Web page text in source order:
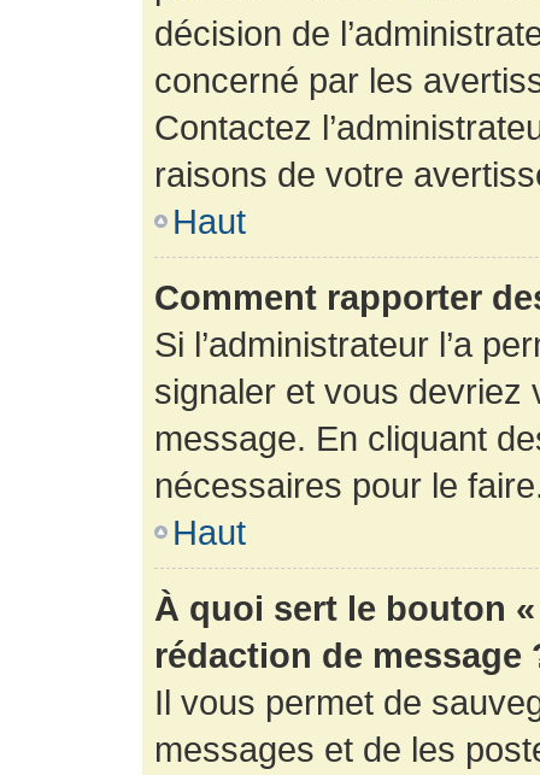
décision de
concerné par les
Contactez
raisons de votre
Haut
Comment rapporter
Si l’administrateur l’a
signaler et vous devriez
message. En cliquant
nécessaires pour le
Haut
À quoi sert le bouton
rédaction de message
Il vous permet de
messages et de les